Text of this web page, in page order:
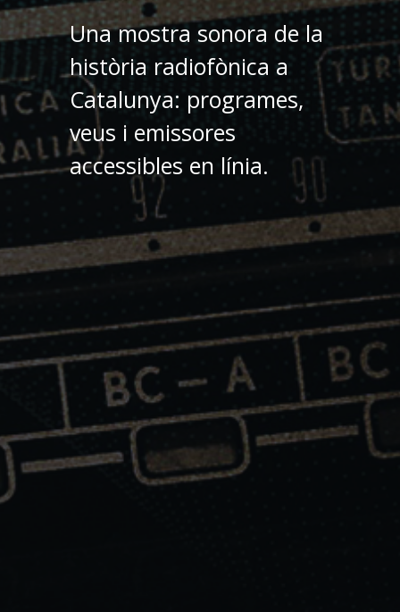
Una mostra sonora de la
història radiofònica a
Catalunya: programes,
veus i emissores
accessibles en línia.